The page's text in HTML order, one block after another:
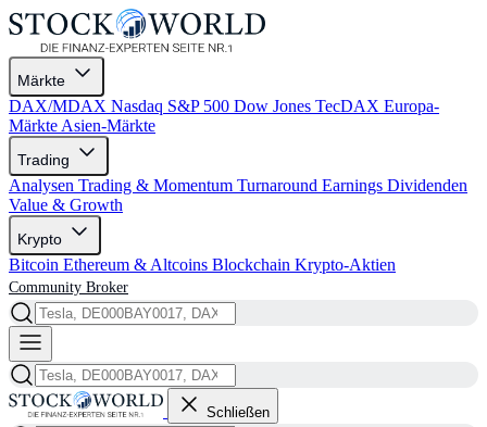
Märkte
DAX/MDAX Nasdaq S&P 500 Dow Jones TecDAX Europa-
Märkte Asien-Märkte
Trading
Analysen Trading & Momentum Turnaround Earnings Dividenden
Value & Growth
Krypto
Bitcoin Ethereum & Altcoins Blockchain Krypto-Aktien
Community Broker
Schließen